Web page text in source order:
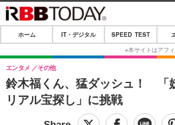
ホーム
IT・デジタル
IT・デジタルTOP
SPEED TEST
ホーム IT・デジタル SPEED TEST
鈴木福くん、猛ダッシュ！ 「
リアル宝探し」に挑戦
エンタメ その他